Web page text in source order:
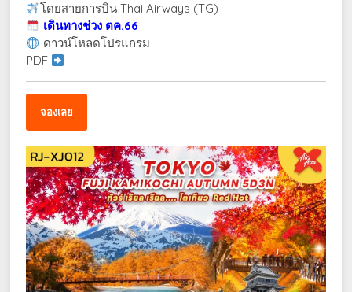
โดยสายการบิน Thai Airways (TG)
เดินทางช่วง ตค.66
ดาวน์โหลดโปรแกรม
PDF
จองเลย